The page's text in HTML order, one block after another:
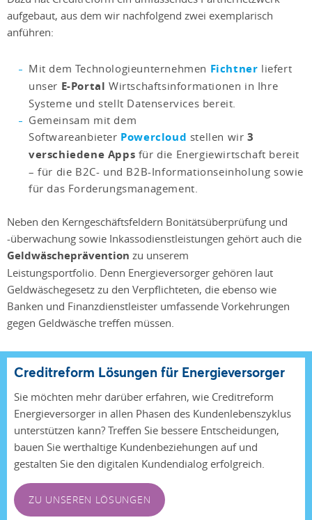
aufgebaut, aus dem wir nachfolgend zwei exemplarisch
anführen:
Mit dem Technologieunternehmen Fichtner liefert
unser E-Portal Wirtschaftsinformationen in Ihre
Systeme und stellt Datenservices bereit.
Gemeinsam mit dem
Softwareanbieter Powercloud stellen wir3
verschiedene Apps für die Energiewirtschaft bereit
– für die B2C- und B2B-Informationseinholung sowie
für das Forderungsmanagement.
Neben den Kerngeschäftsfeldern Bonitätsüberprüfung und
-überwachung sowie Inkassodienstleistungen gehört auch die
Geldwäscheprävention zu unserem
Leistungsportfolio. Denn Energieversorger gehören laut
Geldwäschegesetz zu den Verpflichteten, die ebenso wie
Banken und Finanzdienstleister umfassende Vorkehrungen
gegen Geldwäsche treffen müssen.
Creditreform Lösungen für Energieversorger
Sie möchten mehr darüber erfahren, wie Creditreform
Energieversorger in allen Phasen des Kundenlebenszyklus
unterstützen kann? Treffen Sie bessere Entscheidungen,
bauen Sie werthaltige Kundenbeziehungen auf und
gestalten Sie den digitalen Kundendialog erfolgreich.
ZU UNSEREN LÖSUNGEN